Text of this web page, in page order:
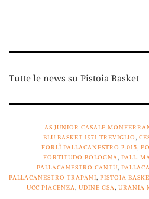
Tutte le news su Pistoia Basket
AS JUNIOR CASALE
BLU BASKET 1971 TREVIGLIO,
FORLÌ PALLACANESTRO 2.015,
FORTITUDO BOLOGNA, PALL.
PALLACANESTRO CANTÙ,
PALLACANESTRO TRAPANI, PISTOIA
UCC PIACENZA, UDINE GSA, URANIA